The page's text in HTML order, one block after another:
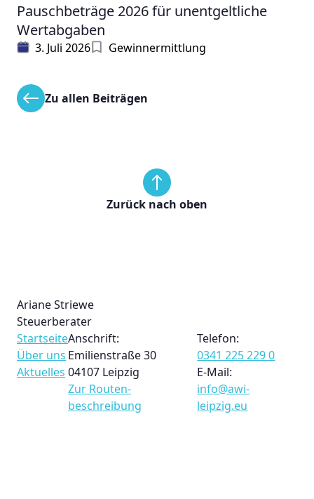
Pauschbeträge 2026 für unentgeltliche
Wertabgaben
3. Juli 2026 Gewinnermittlung
Zu allen Beiträgen
Zurück nach oben
Ariane Striewe
Steuerberater
Startseite
Über uns
Aktuelles
Anschrift:
Emilienstraße 30
04107 Leipzig
Zur Routen­
beschreibung
Telefon:
0341 225 229 0
E-Mail:
info@awi-
leipzig.eu